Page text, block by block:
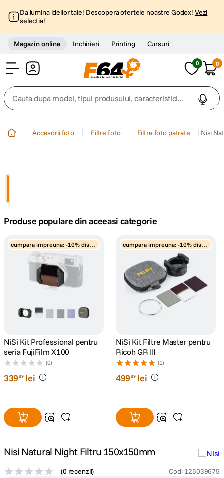
Da lumina ideilor tale! Descopera ofertele noastre Godox! Vezi
selectia!
Magazin online Inchirieri Printing Cursuri
0 0
Cauta dupa model, tipul produsului, caracteristici...
4. peak design
5. lavaliera
canon sx740 hs
8. sony fx
9. dji mic mini
10 . dji osmo pocket 4
Accesorii foto Filtre foto Filtre foto patrate Nisi
Produse populare din aceeasi categorie
cumpara impreuna: -10% disco
NiSi Kit Professional pentru
seria FujiFilm X100
(0)
33999 lei
cumpara impreuna: -10% disco
NiSi Kit Filtre Master pentru
Ricoh GR III
(1)
49999 lei
Nisi Natural Night Filtru 150x150mm
(0 recenzii) Cod: 125039675